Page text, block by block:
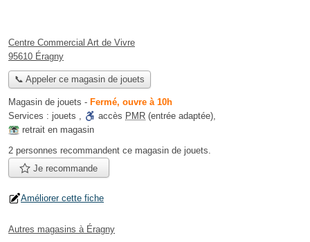
Centre Commercial Art de Vivre
95610 Éragny
📞 Appeler ce magasin de jouets
Magasin de jouets - Fermé, ouvre à 10h
Services : jouets , accès PMR (entrée adaptée),
retrait en magasin
2 personnes recommandent ce magasin de jouets.
Je recommande
Améliorer cette fiche
Autres magasins à Éragny